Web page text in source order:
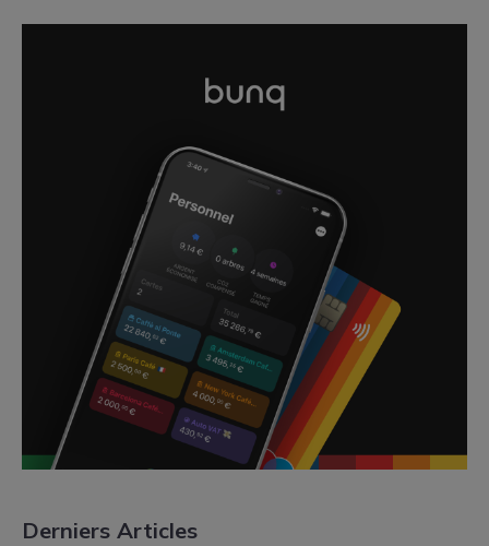
Derniers Articles